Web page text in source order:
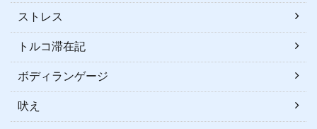
ストレス
トルコ滞在記
ボディランゲージ
吠え